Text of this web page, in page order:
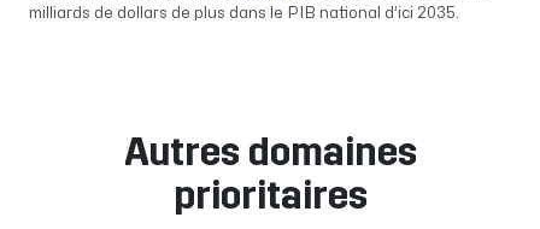
milliards de dollars de plus dans le PIB national d’ici 2035.
Autres domaines
prioritaires